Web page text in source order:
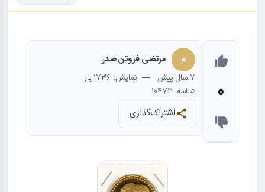
0
م مرتضی فروتن صدر
7 سال پیش — نمایش: 1736 بار
شناسه: 10473
اشتراک‌گذاری